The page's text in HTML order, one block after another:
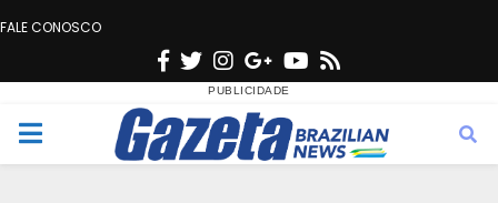
FALE CONOSCO
F
c
e
T
w
i
t
n
s
t
G
o
o
g
Y
u
t
s
M